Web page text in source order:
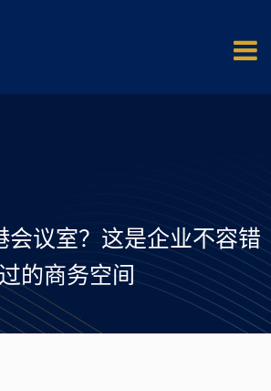
会议室？这是企业不容错
的商务空间